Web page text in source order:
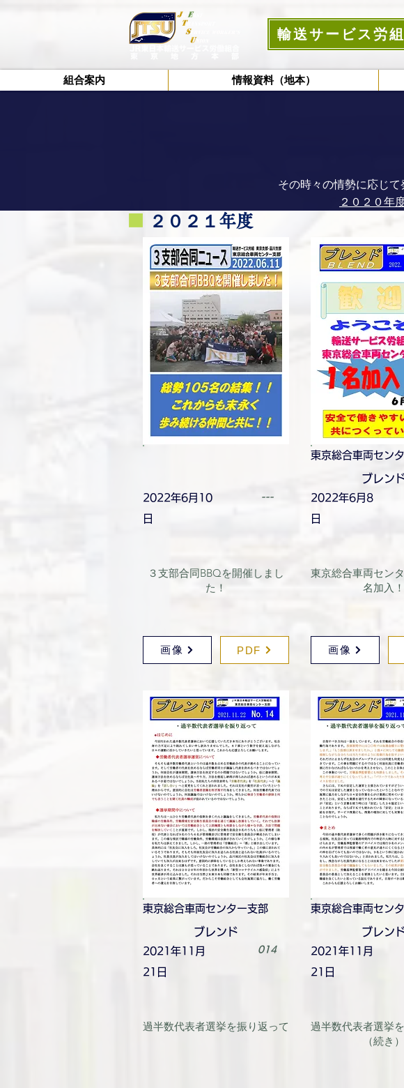
輸送サービス労
組合案内 情報資料（地本）
その時々の情勢に応じて
２０２０年
２０２１年度
---
2022年6月10
日
３支部合同BBQを開催しまし
た！
画像 PDF
東京総合車両センター支部
014
ブレンド
2021年11月
21日
過半数代表者選挙を振り返って
東京総合車両セン
ブレン
2022年6月8
日
東京総合車両セン
名加入！
画像
東京総合車両セン
ブレン
2021年11月
21日
過半数代表者選挙
（続き）